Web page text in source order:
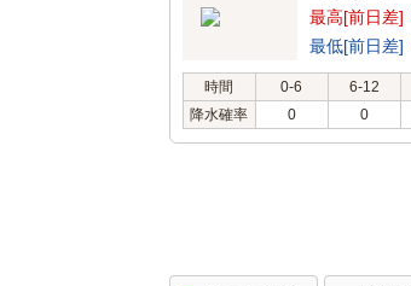
最高[前日差]
最低[前日差]
時間 0-6 6-12
降水確率
0 0